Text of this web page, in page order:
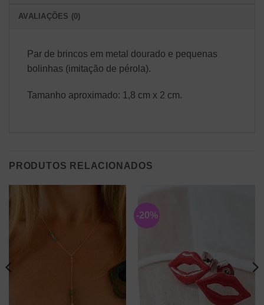
AVALIAÇÕES (0)
Par de brincos em metal dourado e pequenas
bolinhas (imitação de pérola).
Tamanho aproximado: 1,8 cm x 2 cm.
PRODUTOS RELACIONADOS
-20%